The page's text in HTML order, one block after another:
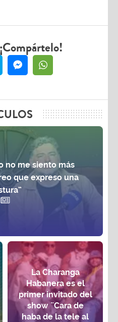
no me siento más
que expreso una
La Charanga
Habanera es el
primer invitado del
show ¨Cara de
haba de la tele al